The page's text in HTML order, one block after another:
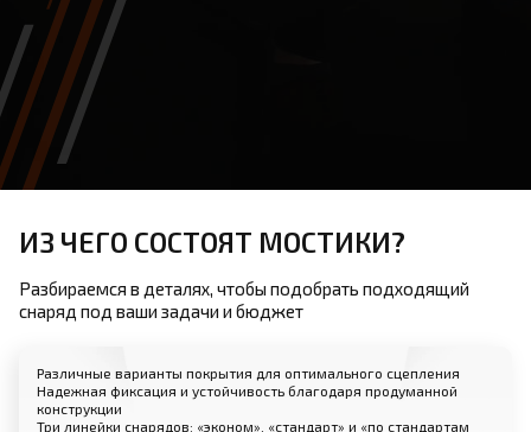
ИЗ ЧЕГО СОСТОЯТ МОСТИКИ?
Разбираемся в деталях, чтобы подобрать подходящий
снаряд под ваши задачи и бюджет
Различные варианты покрытия для оптимального сцепления
Надежная фиксация и устойчивость благодаря продуманной
конструкции
Три линейки снарядов: «эконом», «стандарт» и «по стандартам